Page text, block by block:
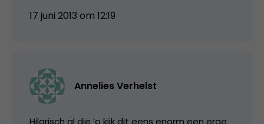
17 juni 2013 om 12:19
Annelies Verhelst
Hilarisch al die ‘o kijk dit eens enorm een erge